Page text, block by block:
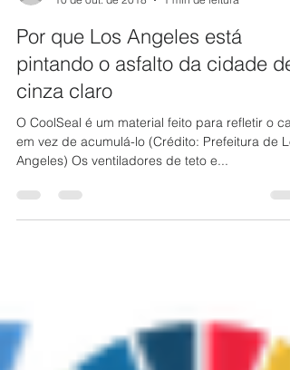
10 de out. de 2018
1 min de leitura
Por que Los Angeles está
pintando o asfalto da cidade de
cinza claro
O CoolSeal é um material feito para refletir o
Angeles) Os ventiladores de teto e...